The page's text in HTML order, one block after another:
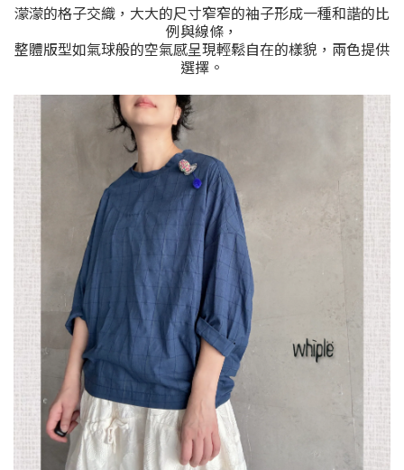
濛濛的格子交織，大大的尺寸窄窄的袖子形成一種和諧的比
例與線條，
整體版型如氣球般的空氣感呈現輕鬆自在的樣貌，兩色提供
選擇。